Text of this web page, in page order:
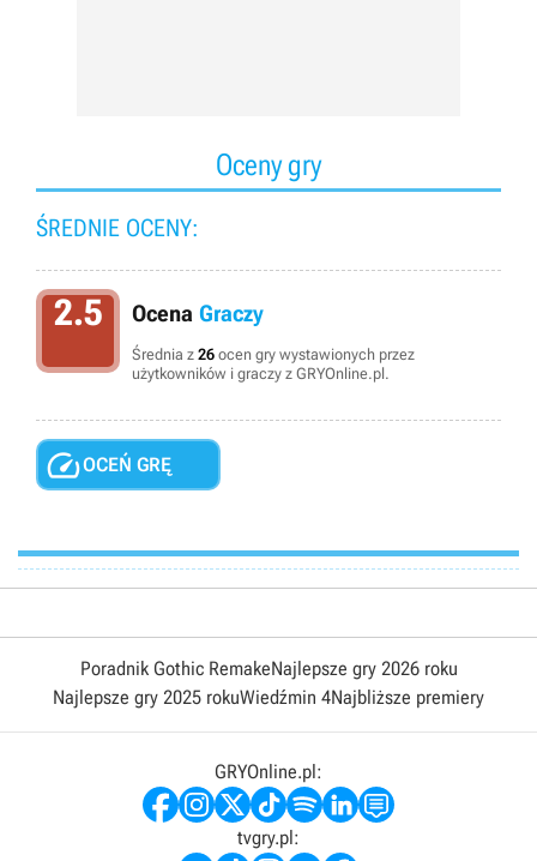
Oceny gry
ŚREDNIE OCENY:
2.5 Ocena Graczy
Średnia z 26 ocen gry wystawionych przez
użytkowników i graczy z GRYOnline.pl.
OCEŃ GRĘ
Poradnik Gothic RemakeNajlepsze gry 2026 roku
Najlepsze gry 2025 rokuWiedźmin 4Najbliższe premiery
GRYOnline.pl:
tvgry.pl: